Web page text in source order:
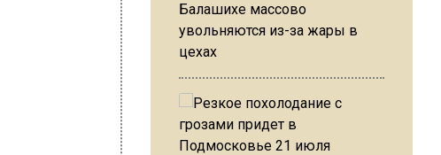
Балашихе массово
увольняются из-за жары в
цехах